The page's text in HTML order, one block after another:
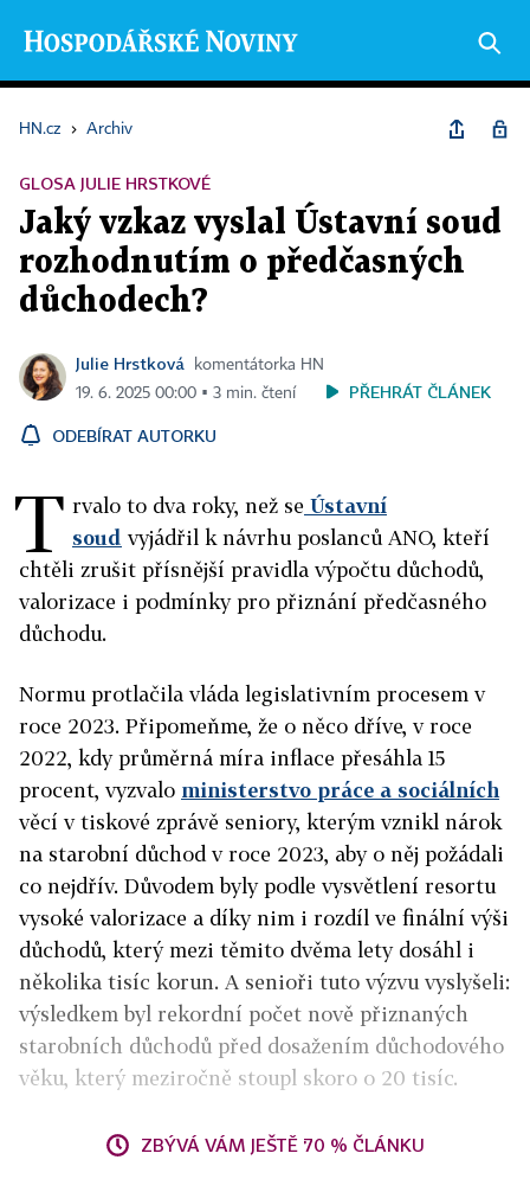
HN.cz › Archiv
GLOSA JULIE HRSTKOVÉ
Jaký vzkaz vyslal Ústavní soud
rozhodnutím o předčasných
důchodech?
Julie Hrstková
komentátorka HN
19. 6. 2025 00:00 ▪ 3 min. čtení
PŘEHRÁT ČLÁNEK
ODEBÍRAT AUTORKU
T rvalo to dva roky, než se Ústavní
soud vyjádřil k návrhu poslanců ANO, kteří
chtěli zrušit přísnější pravidla výpočtu důchodů,
valorizace i podmínky pro přiznání předčasného
důchodu.
Normu protlačila vláda legislativním procesem v
roce 2023. Připomeňme, že o něco dříve, v roce
2022, kdy průměrná míra inflace přesáhla 15
procent, vyzvalo ministerstvo práce a sociálních
věcí v tiskové zprávě seniory, kterým vznikl nárok
na starobní důchod v roce 2023, aby o něj požádali
co nejdřív. Důvodem byly podle vysvětlení resortu
vysoké valorizace a díky nim i rozdíl ve finální výši
důchodů, který mezi těmito dvěma lety dosáhl i
několika tisíc korun. A senioři tuto výzvu vyslyšeli:
výsledkem byl rekordní počet nově přiznaných
starobních důchodů před dosažením důchodového
věku, který meziročně stoupl skoro o 20 tisíc.
ZBÝVÁ VÁM JEŠTĚ 70 % ČLÁNKU